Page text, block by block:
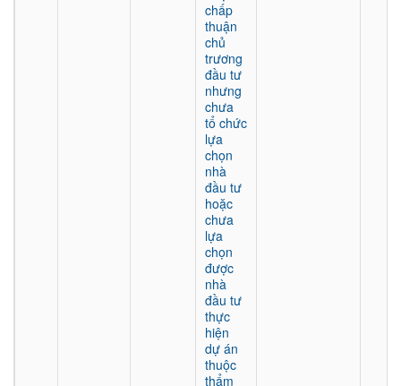
chấp
thuận
chủ
trương
đầu tư
nhưng
chưa
tổ chức
lựa
chọn
nhà
đầu tư
hoặc
chưa
lựa
chọn
được
nhà
đầu tư
thực
hiện
dự án
thuộc
thẩm